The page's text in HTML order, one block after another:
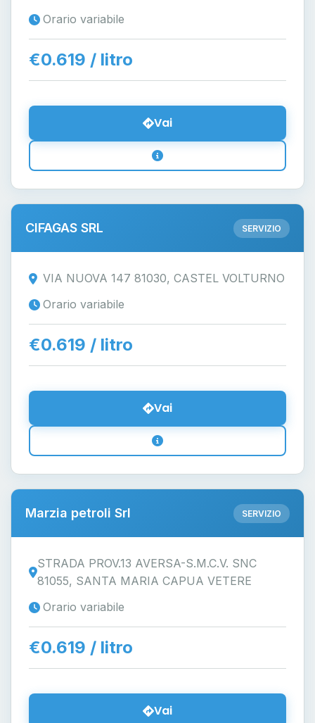
Orario variabile
€0.619 / litro
Vai
CIFAGAS SRL SERVIZIO
VIA NUOVA 147 81030, CASTEL VOLTURNO
Orario variabile
€0.619 / litro
Vai
Marzia petroli Srl SERVIZIO
STRADA PROV.13 AVERSA-S.M.C.V. SNC
81055, SANTA MARIA CAPUA VETERE
Orario variabile
€0.619 / litro
Vai